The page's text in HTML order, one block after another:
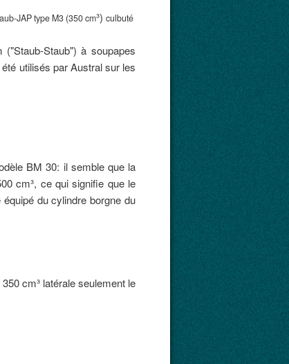
JAP type M3 (350 cm³) culbuté
Staub") à soupapes
utilisés par Austral sur les
BM 30: il semble que la
cm³, ce qui signifie que le
du cylindre borgne du
cm³ latérale seulement le